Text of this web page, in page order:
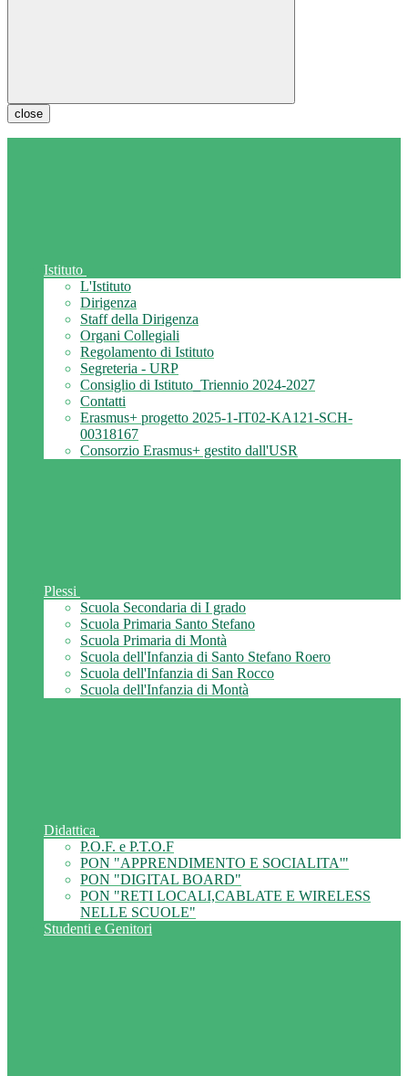
close
Istituto
L'Istituto
Dirigenza
Staff della Dirigenza
Organi Collegiali
Regolamento di Istituto
Segreteria - URP
Consiglio di Istituto_Triennio 2024-2027
Contatti
Erasmus+ progetto 2025-1-IT02-KA121-SCH-
00318167
Consorzio Erasmus+ gestito dall'USR
Plessi
Scuola Secondaria di I grado
Scuola Primaria Santo Stefano
Scuola Primaria di Montà
Scuola dell'Infanzia di Santo Stefano Roero
Scuola dell'Infanzia di San Rocco
Scuola dell'Infanzia di Montà
Didattica
P.O.F. e P.T.O.F
PON "APPRENDIMENTO E SOCIALITA'"
PON "DIGITAL BOARD"
PON "RETI LOCALI,CABLATE E WIRELESS
NELLE SCUOLE"
Studenti e Genitori